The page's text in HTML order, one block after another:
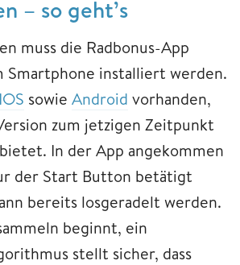
– so geht’s
muss die Radbonus-App
Smartphone installiert werden.
IOS sowie Android vorhanden,
zum jetzigen Zeitpunkt
In der App angekommen
der Start Button betätigt
bereits losgeradelt werden.
beginnt, ein
stellt sicher, dass